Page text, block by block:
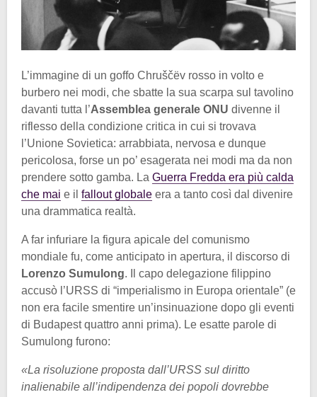
L’immagine di un goffo Chruščëv rosso in volto e
burbero nei modi, che sbatte la sua scarpa sul tavolino
davanti tutta l’Assemblea generale ONU divenne il
riflesso della condizione critica in cui si trovava
l’Unione Sovietica: arrabbiata, nervosa e dunque
pericolosa, forse un po’ esagerata nei modi ma da non
prendere sotto gamba. La Guerra Fredda era più calda
che mai e il fallout globale era a tanto così dal divenire
una drammatica realtà.
A far infuriare la figura apicale del comunismo
mondiale fu, come anticipato in apertura, il discorso di
Lorenzo Sumulong. Il capo delegazione filippino
accusò l’URSS di “imperialismo in Europa orientale” (e
non era facile smentire un’insinuazione dopo gli eventi
di Budapest quattro anni prima). Le esatte parole di
Sumulong furono:
«La risoluzione proposta dall’URSS sul diritto
inalienabile all’indipendenza dei popoli dovrebbe